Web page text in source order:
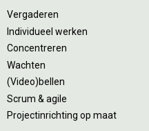
Vergaderen
Individueel werken
Concentreren
Wachten
(Video)bellen
Scrum & agile
Projectinrichting op maat